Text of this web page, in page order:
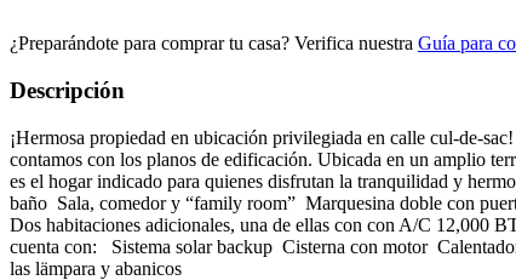
¿Preparándote para comprar tu casa? Verifica nuestra Guía para
Descripción
¡Hermosa propiedad en ubicación privilegiada en calle cul-de-
contamos con los planos de edificación. Ubicada en un amplio
es el hogar indicado para quienes disfrutan la tranquilidad y
baño Sala, comedor y “family room” Marquesina doble con
Dos habitaciones adicionales, una de ellas con con A/C 12,000
cuenta con: Sistema solar backup Cisterna con motor
las lämpara y abanicos